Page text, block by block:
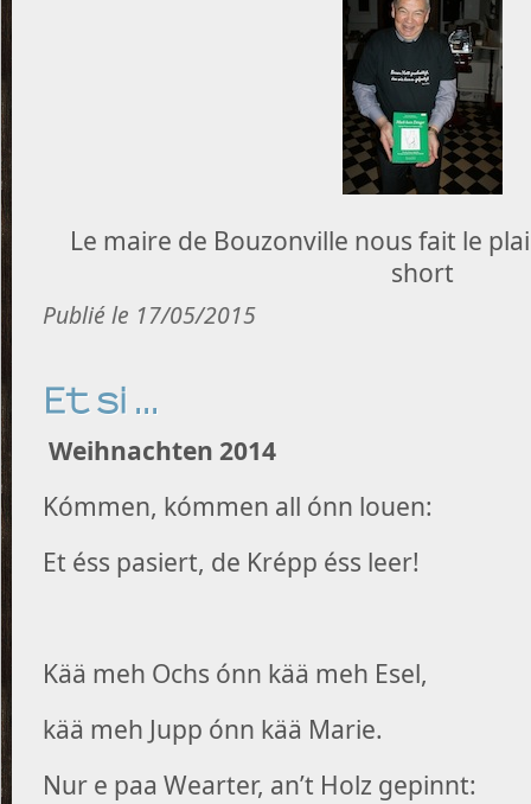
Le maire de Bouzonville nous fait le
short
Publié le 17/05/2015
Et si ...
Weihnachten 2014
Kómmen, kómmen all ónn louen:
Et éss pasiert, de Krépp éss leer!
Kää meh Ochs ónn kää meh Esel,
kää meh Jupp ónn kää Marie.
Nur e paa Wearter, an’t Holz gepinnt: